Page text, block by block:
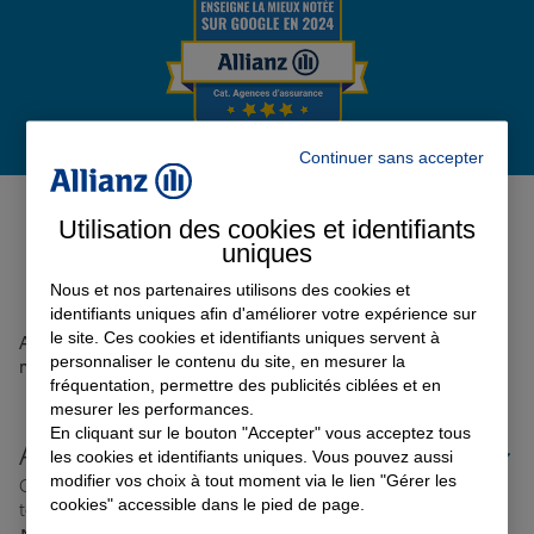
Garantie des accidents de la vie
Assurance scolaire
Retraite
Tous nos devis d'assurance
Avis de l'agence Agence
MONTAUBAN CHANTILLY0
Avis sur une période de 6 mois
Aucun avis sur votre agence n'a été retrouvé pour le
moment
Allianz proche de chez vous
Où que vous soyez en France, nos agences Allianz sont
toujours près de chez vous.
Continuer sans accepter
Utilisation des cookies et identifiants
uniques
Nous et nos partenaires utilisons des cookies et
identifiants uniques afin d'améliorer votre expérience sur
le site. Ces cookies et identifiants uniques servent à
personnaliser le contenu du site, en mesurer la
fréquentation, permettre des publicités ciblées et en
mesurer les performances.
En cliquant sur le bouton "Accepter" vous acceptez tous
les cookies et identifiants uniques. Vous pouvez aussi
modifier vos choix à tout moment via le lien "Gérer les
cookies" accessible dans le pied de page.